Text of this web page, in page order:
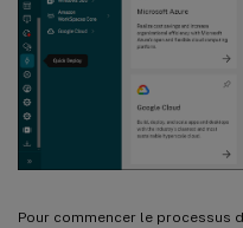
Pour commencer le processus